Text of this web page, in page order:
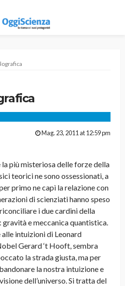
Mag. 23, 2011 at 12:59 pm
più misteriosa delle forze della
teorici ne sono ossessionati, a
primo ne capì la relazione con
di scienziati hanno speso
i due cardini della
e meccanica quantistica.
intuizioni di Leonard
Gerard ‘t Hooft, sembra
la strada giusta, ma per
la nostra intuizione e
dell’universo. Si tratta del